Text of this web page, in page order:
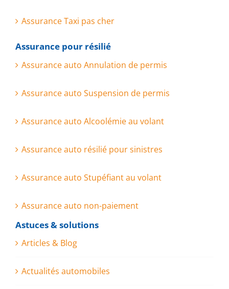
Assurance Taxi pas cher
Assurance pour résilié
Assurance auto Annulation de permis
Assurance auto Suspension de permis
Assurance auto Alcoolémie au volant
Assurance auto résilié pour sinistres
Assurance auto Stupéfiant au volant
Assurance auto non-paiement
Astuces & solutions
Articles & Blog
Actualités automobiles